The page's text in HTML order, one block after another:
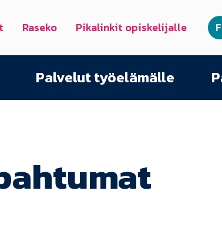
Raseko Pikalinkit opiskelijalle
Palvelut työelämälle